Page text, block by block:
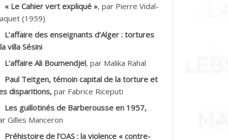
Ali
Tahar
Ramdane *
Baghdad*
« Le Cahier vert expliqué », par Pierre Vidal-
(1959)
L’affaire des enseignants d’Alger : tortures
villa Sésini
L’affaire Ali Boumendjel, par Malika Rahal
Paul Teitgen, témoin capital de la torture et
disparitions,par Fabrice Riceputi
Les guillotinés de Barberousse en 1957,
Gilles Manceron
Préhistoire de l’OAS : la violence « contre-